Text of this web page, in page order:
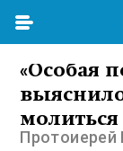
«Особая
Протоиерей